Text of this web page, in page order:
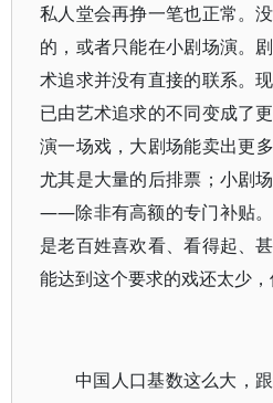
私人堂会再挣一笔也正常。
的，或者只能在小剧场演。
术追求并没有直接的联系。
已由艺术追求的不同变成了
演一场戏，大剧场能卖出更
尤其是大量的后排票；小剧
——除非有高额的专门补贴
是老百姓喜欢看、看得起、
能达到这个要求的戏还太少
中国人口基数这么大，